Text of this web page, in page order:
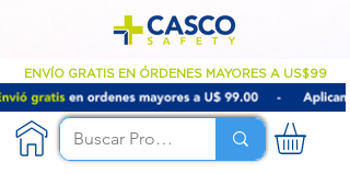
ENVÍO GRATIS EN ÓRDENES MAYORES A US$99